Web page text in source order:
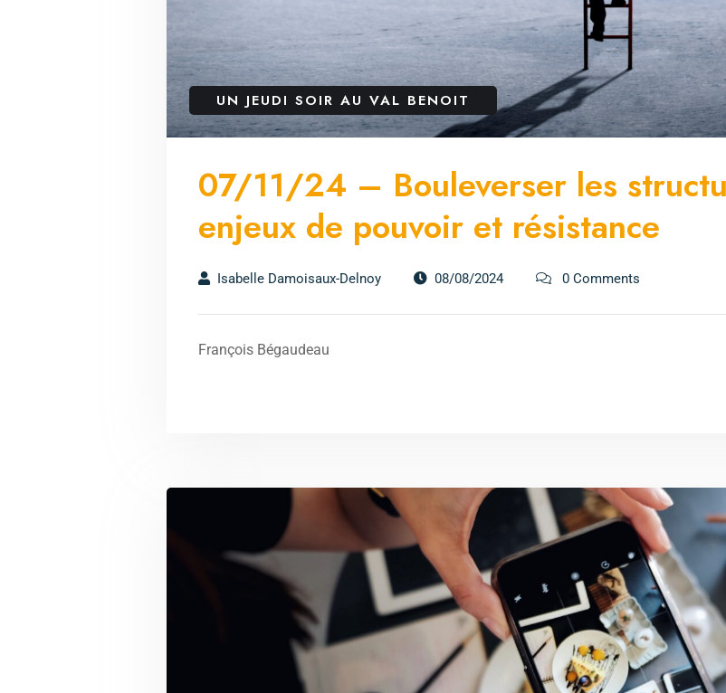
UN JEUDI SOIR AU VAL BENOIT
07/11/24 – Bouleverser les
enjeux de pouvoir et résistance
Isabelle Damoisaux-Delnoy 08/08/2024 0 Comments
François Bégaudeau